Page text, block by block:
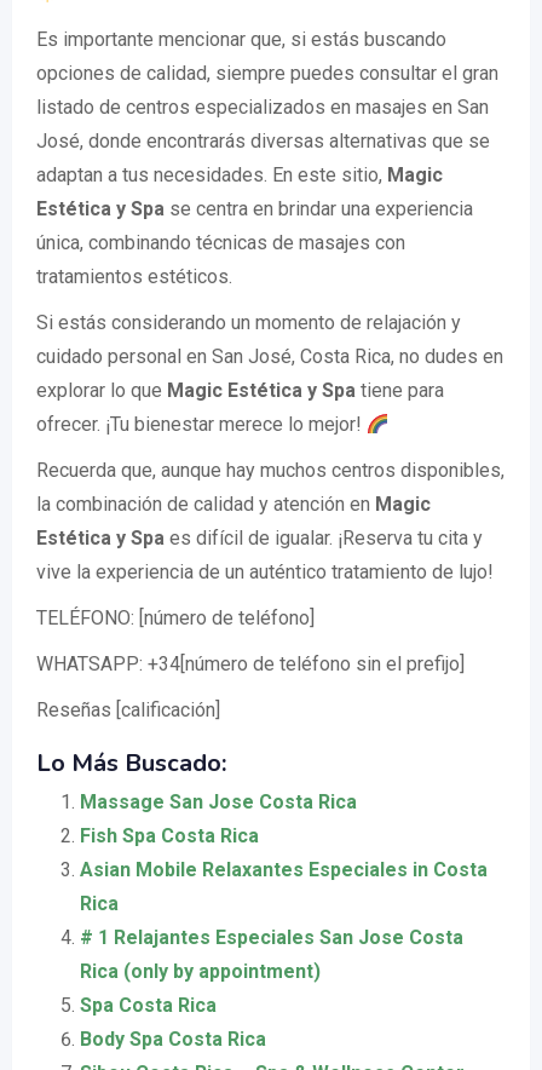
Es importante mencionar que, si estás buscando
opciones de calidad, siempre puedes consultar el gran
listado de centros especializados en masajes en San
José, donde encontrarás diversas alternativas que se
adaptan a tus necesidades. En este sitio, Magic
Estética y Spa se centra en brindar una experiencia
única, combinando técnicas de masajes con
tratamientos estéticos.
Si estás considerando un momento de relajación y
cuidado personal en San José, Costa Rica, no dudes en
explorar lo que Magic Estética y Spa tiene para
ofrecer. ¡Tu bienestar merece lo mejor!
Recuerda que, aunque hay muchos centros disponibles,
la combinación de calidad y atención en Magic
Estética y Spa es difícil de igualar. ¡Reserva tu cita y
vive la experiencia de un auténtico tratamiento de lujo!
TELÉFONO: [número de teléfono]
WHATSAPP: +34[número de teléfono sin el prefijo]
Reseñas [calificación]
Lo Más Buscado:
Massage San Jose Costa Rica
Fish Spa Costa Rica
Asian Mobile Relaxantes Especiales in Costa
Rica
# 1 Relajantes Especiales San Jose Costa
Rica (only by appointment)
Spa Costa Rica
Body Spa Costa Rica